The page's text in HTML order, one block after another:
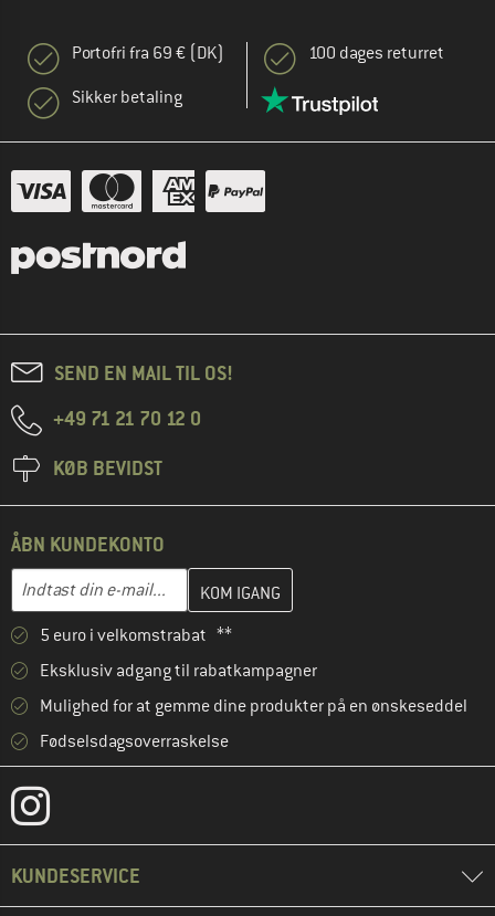
Portofri fra 69 € (DK)
Sikker betaling
100 dages returret
SEND EN MAIL TIL OS!
+49 71 21 70 12 0
KØB BEVIDST
ÅBN KUNDEKONTO
E-mail-adresse
Indtast din e-mailadresse her, og opret i næste trin din
5 euro i velkomstrabat **
Eksklusiv adgang til rabatkampagner
Mulighed for at gemme dine produkter på en ønskeseddel
Fødselsdagsoverraskelse
KUNDESERVICE